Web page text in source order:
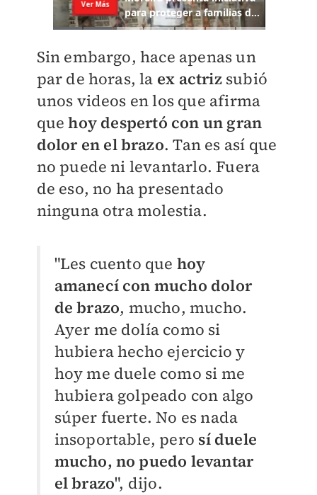
Sin embargo, hace apenas un
par de horas, la ex actrizsubió
unos videos en los que afirma
quehoy despertó con un gran
dolor en el brazo. Tan es así que
no puede ni levantarlo. Fuera
de eso, no ha presentado
ninguna otra molestia.
"Les cuento que hoy
amanecí con mucho dolor
de brazo, mucho, mucho.
Ayer me dolía como si
hubiera hecho ejercicio y
hoy me duele como si me
hubiera golpeado con algo
súper fuerte. No es nada
insoportable, pero sí duele
mucho, no puedo levantar
el brazo", dijo.